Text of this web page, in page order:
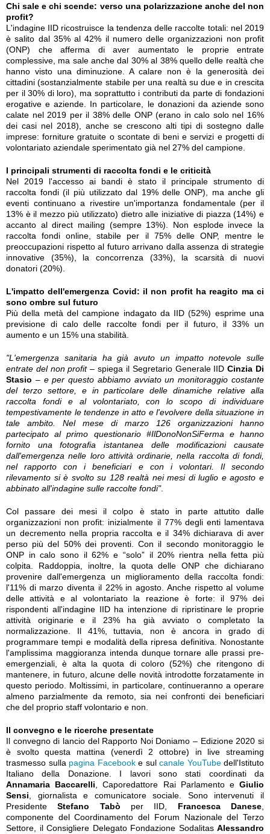
Chi sale e chi scende: verso una polarizzazione anche del non
profit?
L'indagine IID ricostruisce la tendenza delle raccolte totali: nel 2019
è salito dal 35% al 42% il numero delle organizzazioni non profit
(ONP) che afferma di aver aumentato le proprie entrate
complessive, ma sale anche dal 30% al 38% quello delle realtà che
hanno visto una diminuzione. A calare non è la generosità dei
cittadini (sostanzialmente stabile per una realtà su due e in crescita
per il 30% di loro), ma soprattutto i contributi da parte di fondazioni
erogative e aziende. In particolare, le donazioni da aziende sono
calate nel 2019 per il 38% delle ONP (erano in calo solo nel 16%
dei casi nel 2018), anche se crescono alti tipi di sostegno dalle
imprese: forniture gratuite o scontate di beni e servizi e progetti di
volontariato aziendale sperimentato già nel 27% del campione.
I principali strumenti di raccolta fondi e le criticità
Nel 2019 l'accesso ai bandi è stato il principale strumento di
raccolta fondi (il più utilizzato dal 19% delle ONP), ma anche gli
eventi continuano a rivestire un'importanza fondamentale (per il
13% è il mezzo più utilizzato) dietro alle iniziative di piazza (14%) e
accanto al direct mailing (sempre 13%). Non esplode invece la
raccolta fondi online, stabile per il 75% delle ONP, mentre le
preoccupazioni rispetto al futuro arrivano dalla assenza di strategie
innovative (35%), la concorrenza (33%), la scarsità di nuovi
donatori (20%).
L'impatto dell'emergenza Covid: il non profit ha reagito ma ci
sono ombre sul futuro
Più della metà del campione indagato da IID (52%) esprime una
previsione di calo delle raccolte fondi per il futuro, il 33% un
aumento e un 15% una stabilità.
"L'emergenza sanitaria ha già avuto un impatto notevole sulle
entrate del non profit– spiega il Segretario Generale IIDCinzia Di
Stasio – e per questo abbiamo avviato un monitoraggio costante
del terzo settore, e in particolare delle dinamiche relative alla
raccolta fondi e al volontariato, con lo scopo di individuare
tempestivamente le tendenze in atto e l'evolvere della situazione in
tale ambito. Nel mese di marzo 126 organizzazioni hanno
partecipato al primo questionario #IlDonoNonSiFerma e hanno
fornito una fotografia istantanea delle modificazioni causate
dall'emergenza nelle loro attività ordinarie, nella raccolta di fondi,
nel rapporto con i beneficiari e con i volontari. Il secondo
rilevamento si è svolto su 128 realtà nei mesi di luglio e agosto e
abbinato all'indagine sulle raccolte fondi".
Col passare dei mesi il colpo è stato in parte attutito dalle
organizzazioni non profit: inizialmente il 77% degli enti lamentava
un decremento nella propria raccolta e il 34% dichiarava di aver
perso più del 50% dei proventi. Con il secondo monitoraggio le
ONP in calo sono il 62% e “solo” il 20% rientra nella fetta più
colpita. Raddoppia, inoltre, la quota delle ONP che dichiarano
provenire dall'emergenza un miglioramento della raccolta fondi:
l'11% di marzo diventa il 22% in agosto. Anche rispetto al volume
delle attività e al volontariato la reazione è forte: il 97% dei
rispondenti all'indagine IID ha intenzione di ripristinare le proprie
attività originarie e il 23% ha già avviato o completato la
normalizzazione. Il 41%, tuttavia, non è ancora in grado di
programmare tempi e modalità della ripresa definitiva. Nonostante
l'amplissima maggioranza intenda dunque tornare alle prassi pre-
emergenziali, è alta la quota di coloro (52%) che ritengono di
mantenere, in futuro, alcune delle novità introdotte forzatamente in
questo periodo. Moltissimi, in particolare, continueranno a operare
almeno parzialmente da remoto, sia nei confronti dei beneficiari
che del proprio staff volontario e non.
Il convegno e le ricerche presentate
Il convegno di lancio del Rapporto Noi Doniamo – Edizione 2020 si
è svolto questa mattina (venerdì 2 ottobre) in live streaming
trasmesso sulla pagina Facebooke sul canale YouTubedell'Istituto
Italiano della Donazione. I lavori sono stati coordinati da
Annamaria Baccarelli , Caporedattore Rai Parlamento eGiulio
Sensi , giornalista e comunicatore sociale. Sono intervenuti il
PresidenteStefano Tabò per IID, Francesca Danese
componente del Coordinamento del Forum Nazionale del Terzo
Settore , il Consigliere Delegato Fondazione Sodalitas Alessandro